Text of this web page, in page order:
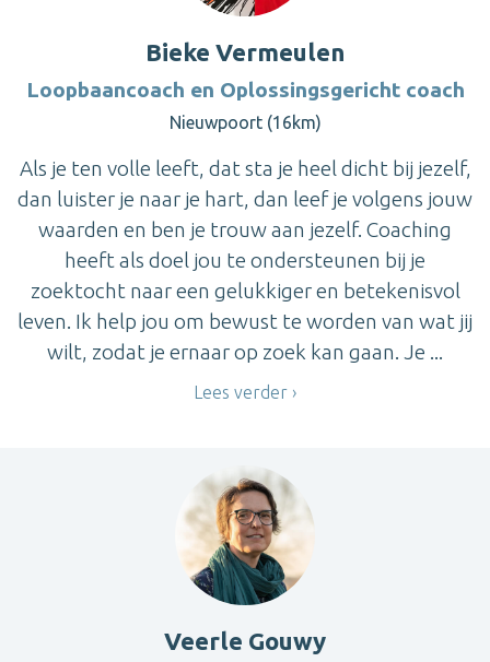
Bieke Vermeulen
Loopbaancoach en Oplossingsgericht coach
Nieuwpoort (16km)
Als je ten volle leeft, dat sta je heel dicht bij jezelf,
dan luister je naar je hart, dan leef je volgens jouw
waarden en ben je trouw aan jezelf. Coaching
heeft als doel jou te ondersteunen bij je
zoektocht naar een gelukkiger en betekenisvol
leven. Ik help jou om bewust te worden van wat jij
wilt, zodat je ernaar op zoek kan gaan. Je ...
Lees verder
Veerle Gouwy